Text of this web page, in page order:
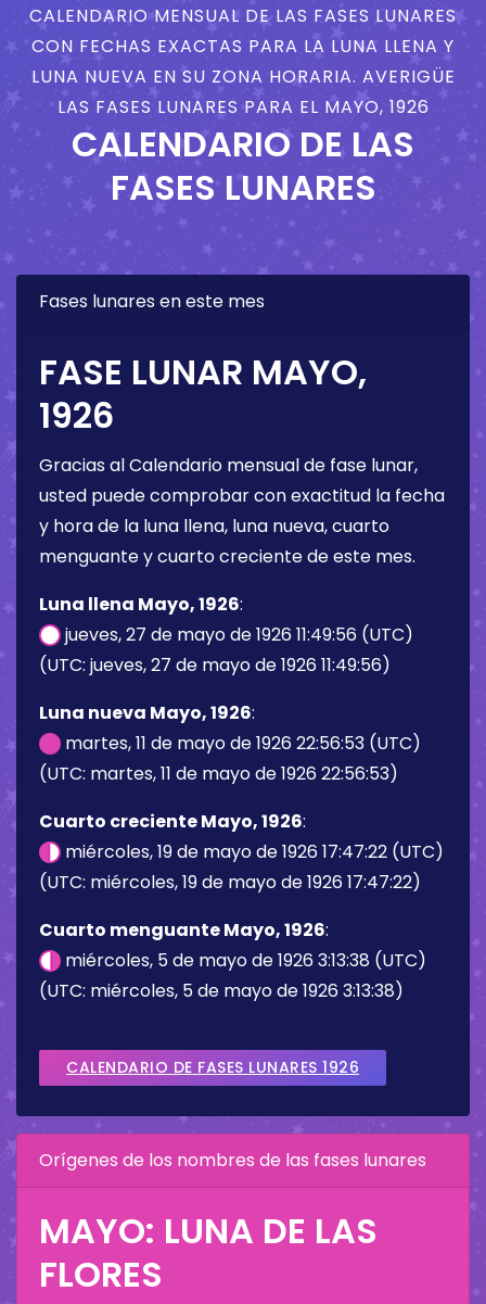
CALENDARIO MENSUAL DE LAS FASES LUNARES
CON FECHAS EXACTAS PARA LA LUNA LLENA Y
LUNA NUEVA EN SU ZONA HORARIA. AVERIGÜE
LAS FASES LUNARES PARA EL MAYO, 1926
CALENDARIO DE LAS
FASES LUNARES
Fases lunares en este mes
FASE LUNAR MAYO,
1926
Gracias al Calendario mensual de fase lunar,
usted puede comprobar con exactitud la fecha
y hora de la luna llena, luna nueva, cuarto
menguante y cuarto creciente de este mes.
Luna llena Mayo, 1926:
jueves, 27 de mayo de 1926 11:49:56 (UTC)
(UTC: jueves, 27 de mayo de 1926 11:49:56)
Luna nueva Mayo, 1926:
martes, 11 de mayo de 1926 22:56:53 (UTC)
(UTC: martes, 11 de mayo de 1926 22:56:53)
Cuarto creciente Mayo, 1926:
miércoles, 19 de mayo de 1926 17:47:22 (UTC)
(UTC: miércoles, 19 de mayo de 1926 17:47:22)
Cuarto menguante Mayo, 1926:
miércoles, 5 de mayo de 1926 3:13:38 (UTC)
(UTC: miércoles, 5 de mayo de 1926 3:13:38)
CALENDARIO DE FASES LUNARES 1926
Orígenes de los nombres de las fases lunares
MAYO: LUNA DE LAS
FLORES